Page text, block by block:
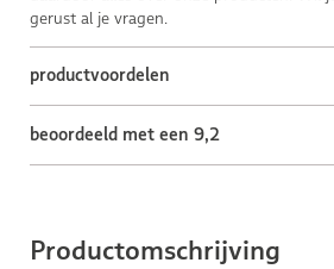
gerust al je vragen.
productvoordelen
beoordeeld met een 9,2
Productomschrijving